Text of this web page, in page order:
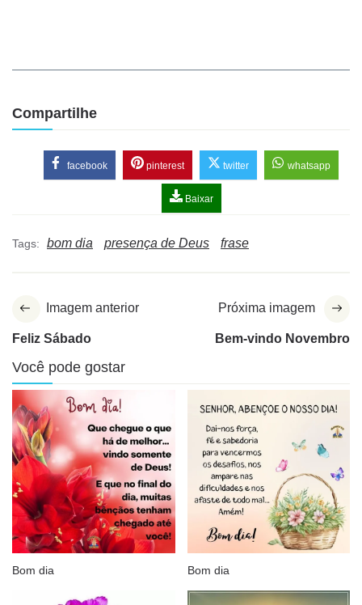
Compartilhe
facebook pinterest twitter whatsapp
Baixar
Tags: bom dia presença de Deus frase
Imagem anterior
Feliz Sábado
Próxima imagem
Bem-vindo Novembro
Você pode gostar
Bom dia Bom dia